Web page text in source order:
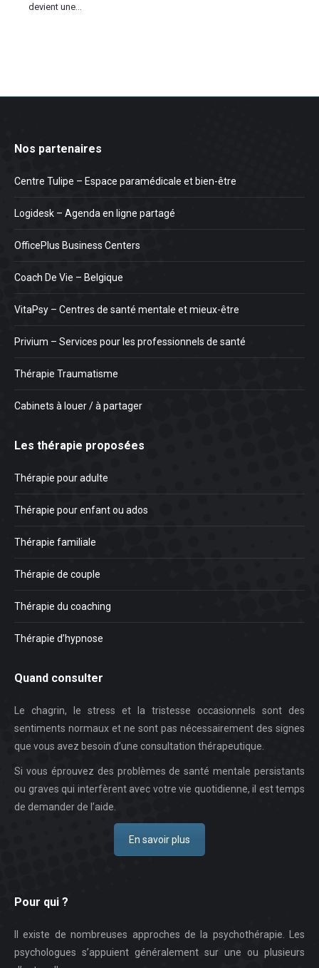
devient une...
Nos partenaires
Centre Tulipe – Espace paramédicale et bien-être
Logidesk – Agenda en ligne partagé
OfficePlus Business Centers
Coach De Vie – Belgique
VitaPsy – Centres de santé mentale et mieux-être
Privium – Services pour les professionnels de santé
Thérapie Traumatisme
Cabinets à louer / à partager
Les thérapie proposées
Thérapie pour adulte
Thérapie pour enfant ou ados
Thérapie familiale
Thérapie de couple
Thérapie du coaching
Thérapie d’hypnose
Quand consulter
Le chagrin, le stress et la tristesse occasionnels sont des
sentiments normaux et ne sont pas nécessairement des signes
que vous avez besoin d’une consultation thérapeutique.
Si vous éprouvez des problèmes de santé mentale persistants
ou graves qui interfèrent avec votre vie quotidienne, il est temps
de demander de l’aide.
En savoir plus
Pour qui ?
Il existe de nombreuses approches de la psychothérapie. Les
psychologues s’appuient généralement sur une ou plusieurs